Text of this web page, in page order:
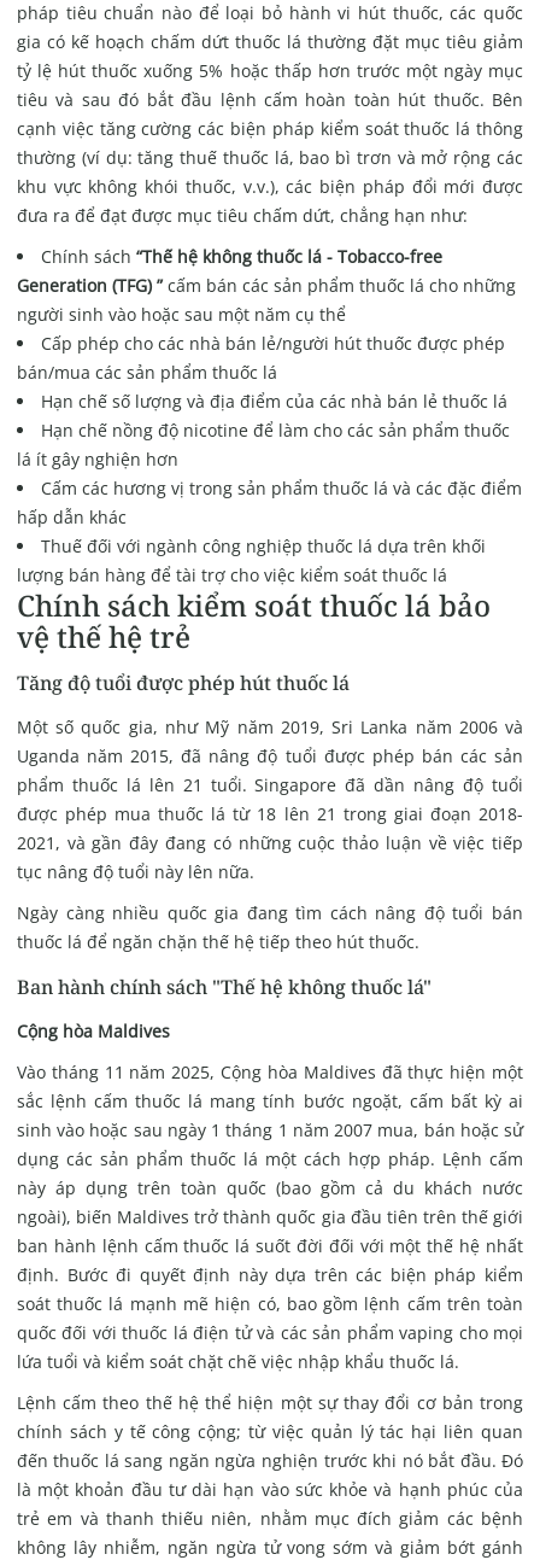
pháp tiêu chuẩn nào để loại bỏ hành vi hút thuốc, các quốc
gia có kế hoạch chấm dứt thuốc lá thường đặt mục tiêu giảm
tỷ lệ hút thuốc xuống 5% hoặc thấp hơn trước một ngày mục
tiêu và sau đó bắt đầu lệnh cấm hoàn toàn hút thuốc. Bên
cạnh việc tăng cường các biện pháp kiểm soát thuốc lá thông
thường (ví dụ: tăng thuế thuốc lá, bao bì trơn và mở rộng các
khu vực không khói thuốc, v.v.), các biện pháp đổi mới được
đưa ra để đạt được mục tiêu chấm dứt, chẳng hạn như:
Chính sách “Thế hệ không thuốc lá - Tobacco-free
Generation (TFG) ”cấm bán các sản phẩm thuốc lá cho những
người sinh vào hoặc sau một năm cụ thể
Cấp phép cho các nhà bán lẻ/người hút thuốc được phép
bán/mua các sản phẩm thuốc lá
Hạn chế số lượng và địa điểm của các nhà bán lẻ thuốc lá
Hạn chế nồng độ nicotine để làm cho các sản phẩm thuốc
lá ít gây nghiện hơn
Cấm các hương vị trong sản phẩm thuốc lá và các đặc điểm
hấp dẫn khác
Thuế đối với ngành công nghiệp thuốc lá dựa trên khối
lượng bán hàng để tài trợ cho việc kiểm soát thuốc lá
Chính sách kiểm soát thuốc lá bảo
vệ thế hệ trẻ
Tăng độ tuổi được phép hút thuốc lá
Một số quốc gia, như Mỹ năm 2019, Sri Lanka năm 2006 và
Uganda năm 2015, đã nâng độ tuổi được phép bán các sản
phẩm thuốc lá lên 21 tuổi. Singapore đã dần nâng độ tuổi
được phép mua thuốc lá từ 18 lên 21 trong giai đoạn 2018-
2021, và gần đây đang có những cuộc thảo luận về việc tiếp
tục nâng độ tuổi này lên nữa.
Ngày càng nhiều quốc gia đang tìm cách nâng độ tuổi bán
thuốc lá để ngăn chặn thế hệ tiếp theo hút thuốc.
Ban hành chính sách "Thế hệ không thuốc lá"
Cộng hòa Maldives
Vào tháng 11 năm 2025, Cộng hòa Maldives đã thực hiện một
sắc lệnh cấm thuốc lá mang tính bước ngoặt, cấm bất kỳ ai
sinh vào hoặc sau ngày 1 tháng 1 năm 2007 mua, bán hoặc sử
dụng các sản phẩm thuốc lá một cách hợp pháp. Lệnh cấm
này áp dụng trên toàn quốc (bao gồm cả du khách nước
ngoài), biến Maldives trở thành quốc gia đầu tiên trên thế giới
ban hành lệnh cấm thuốc lá suốt đời đối với một thế hệ nhất
định. Bước đi quyết định này dựa trên các biện pháp kiểm
soát thuốc lá mạnh mẽ hiện có, bao gồm lệnh cấm trên toàn
quốc đối với thuốc lá điện tử và các sản phẩm vaping cho mọi
lứa tuổi và kiểm soát chặt chẽ việc nhập khẩu thuốc lá.
Lệnh cấm theo thế hệ thể hiện một sự thay đổi cơ bản trong
chính sách y tế công cộng; từ việc quản lý tác hại liên quan
đến thuốc lá sang ngăn ngừa nghiện trước khi nó bắt đầu. Đó
là một khoản đầu tư dài hạn vào sức khỏe và hạnh phúc của
trẻ em và thanh thiếu niên, nhằm mục đích giảm các bệnh
không lây nhiễm, ngăn ngừa tử vong sớm và giảm bớt gánh